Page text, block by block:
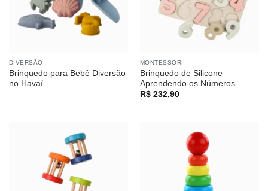
DIVERSÃO
Brinquedo para Bebê Diversão
no Havaí
MONTESSORI
Brinquedo de Silicone
Aprendendo os Números
R$232,90